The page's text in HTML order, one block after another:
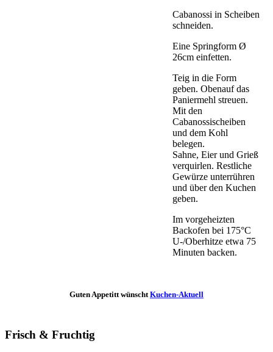
Cabanossi in Scheiben
schneiden.
Eine Springform Ø
26cm einfetten.
Teig in die Form
geben. Obenauf das
Paniermehl streuen.
Mit den
Cabanossischeiben
und dem Kohl
belegen.
Sahne, Eier und Grieß
verquirlen. Restliche
Gewürze unterrühren
und über den Kuchen
geben.
Im vorgeheizten
Backofen bei 175°C
U-/Oberhitze etwa 75
Minuten backen.
Guten Appetitt wünscht Kuchen-Aktuell
Frisch & Fruchtig